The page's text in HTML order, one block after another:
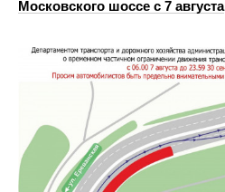
Московского шоссе с 7 августа